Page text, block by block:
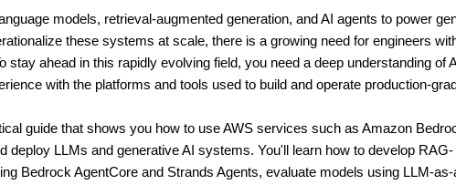
models, retrieval-augmented generation, and AI agents to power
these systems at scale, there is a growing need for engineers
stay ahead in this rapidly evolving field, you need a deep understanding of
with the platforms and tools used to build and operate production-
guide that shows you how to use AWS services such as Amazon
deploy LLMs and generative AI systems. You'll learn how to develop RAG-
Bedrock AgentCore and Strands Agents, evaluate models using LLM-as-